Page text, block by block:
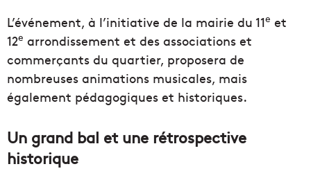
L’événement, à l’initiative de la mairie du 11e et
12e arrondissement et des associations et
commerçants du quartier, proposera de
nombreuses animations musicales, mais
également pédagogiques et historiques.
Un grand bal et une rétrospective
historique